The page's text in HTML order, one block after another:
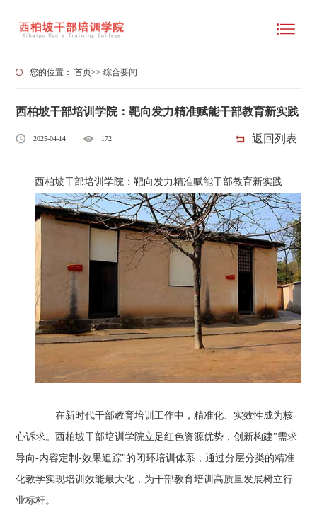
您的位置：首页>>综合要闻
西柏坡干部培训学院：靶向发力精准赋能干部教育新实践
2025-04-14 172 返回列表
西柏坡干部培训学院：靶向发力精准赋能干部教育新实践
在新时代干部教育培训工作中，精准化、实效性成为核
心诉求。西柏坡干部培训学院立足红色资源优势，创新构建"需求
导向-内容定制-效果追踪"的闭环培训体系，通过分层分类的精准
化教学实现培训效能最大化，为干部教育培训高质量发展树立行
业标杆。